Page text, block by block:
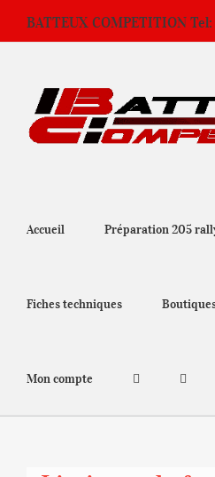
contenu
BATTEUX COMPETITION
Accueil Préparation 205
Fiches techniques
Mon compte